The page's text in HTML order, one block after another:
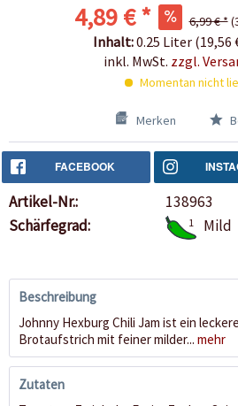
4,89 € * 6,99 € *
Inhalt:0.25 Liter (19,56
inkl. MwSt. zzgl.
Momentan nicht
Merken
FACEBOOK
Artikel-Nr.:
138963
Schärfegrad:
1 Mild
Beschreibung
Johnny Hexburg Chili Jam ist ein
Brotaufstrich mit feiner milder... mehr
Zutaten